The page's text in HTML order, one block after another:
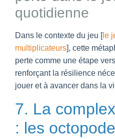
quotidienne
Dans le contexte du jeu [le
multiplicateurs], cette
perte comme une étape
renforçant la résilience
jouer et à avancer dans la
7. La
: les